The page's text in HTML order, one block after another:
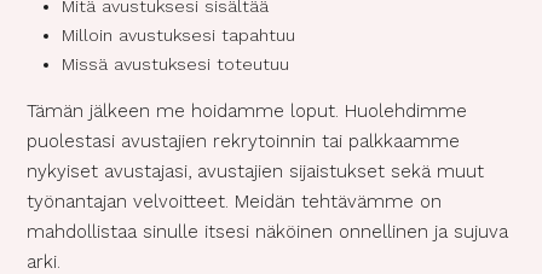
Mitä avustuksesi sisältää
Milloin avustuksesi tapahtuu
Missä avustuksesi toteutuu
Tämän jälkeen me hoidamme loput. Huolehdimme
puolestasi avustajien rekrytoinnin tai palkkaamme
nykyiset avustajasi, avustajien sijaistukset sekä muut
työnantajan velvoitteet. Meidän tehtävämme on
mahdollistaa sinulle itsesi näköinen onnellinen ja sujuva
arki.